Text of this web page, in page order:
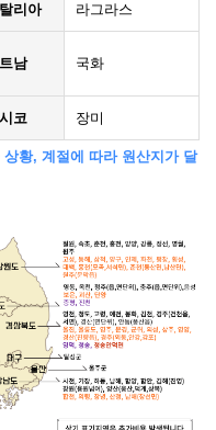
리아 라그라스
남 국화
코 장미
황, 계절에 따라 원산지가 달